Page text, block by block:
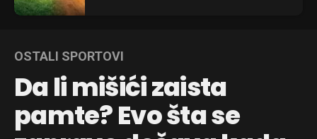
OSTALI SPORTOVI
Da li mišići zaista
pamte? Evo šta se